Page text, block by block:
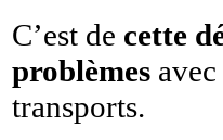
C’est de cette
problèmes
transports.